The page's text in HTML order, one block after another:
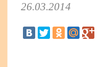
26.03.2014